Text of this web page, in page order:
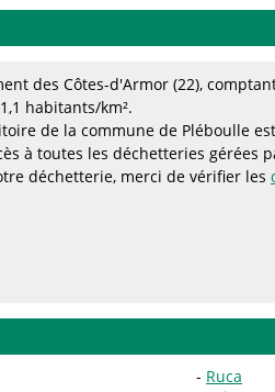
des Côtes-d'Armor (22),
habitants/km².
de la commune de Pléboulle
à toutes les déchetteries gérées
déchetterie, merci de vérifier les
Ruca